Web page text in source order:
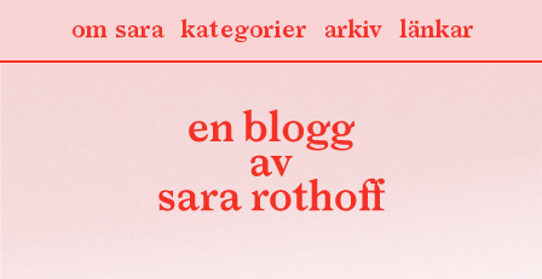
länkar
arkiv
kategorier
om sara